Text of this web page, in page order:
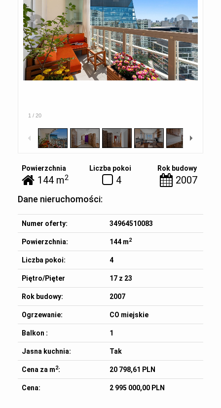
1 / 20
Powierzchnia
144 m2
Liczba pokoi
4
Rok budowy
2007
Dane nieruchomości:
Numer oferty: 34964510083
Powierzchnia: 144 m2
Liczba pokoi: 4
Piętro/Pięter 17 z 23
Rok budowy: 2007
Ogrzewanie: CO miejskie
Balkon : 1
Jasna kuchnia: Tak
Cena za m2: 20 798,61 PLN
Cena: 2 995 000,00 PLN